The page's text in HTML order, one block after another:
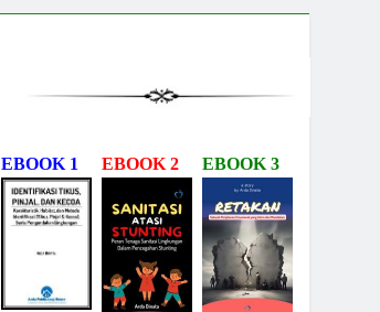
EBOOK 1 EBOOK 2 EBOOK 3